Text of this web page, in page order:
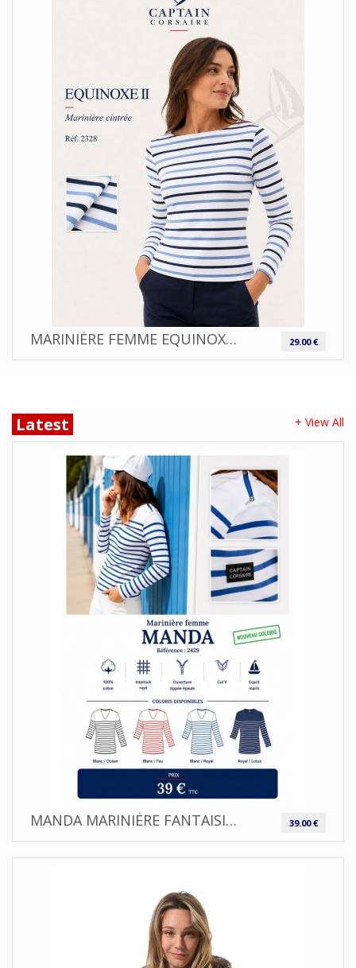
MARINIÈRE FEMME EQUINOXE CAPTAIN CORSAIRE 29.00 €
Latest + View All
MANDA MARINIÈRE FANTAISIE OUVERTURE COL ZIP SUR L'ÉPAULE |CAPTAIN CORSAIRE ⚓ 39.00 €